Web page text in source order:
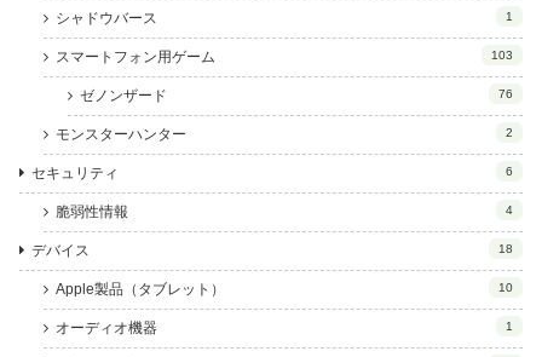
シャドウバース 1
スマートフォン用ゲーム 103
ゼノンザード 76
モンスターハンター 2
セキュリティ 6
脆弱性情報 4
デバイス 18
Apple製品（タブレット） 10
オーディオ機器 1